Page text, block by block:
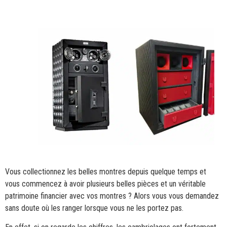
Vous collectionnez les belles montres depuis quelque temps et
vous commencez à avoir plusieurs belles pièces et un véritable
patrimoine financier avec vos montres ? Alors vous vous demandez
sans doute où les ranger lorsque vous ne les portez pas.